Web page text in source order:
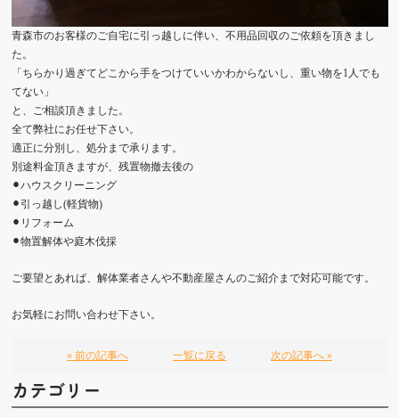
青森市のお客様のご自宅に引っ越しに伴い、不用品回収のご依頼を頂きまし
た。
「ちらかり過ぎてどこから手をつけていいかわからないし、重い物を1人でも
てない」
と、ご相談頂きました。
全て弊社にお任せ下さい。
適正に分別し、処分まで承ります。
別途料金頂きますが、残置物撤去後の
⚫︎ハウスクリーニング
⚫︎引っ越し(軽貨物)
⚫︎リフォーム
⚫︎物置解体や庭木伐採
ご要望とあれば、解体業者さんや不動産屋さんのご紹介まで対応可能です。
お気軽にお問い合わせ下さい。
« 前の記事へ 一覧に戻る 次の記事へ »
カテゴリー